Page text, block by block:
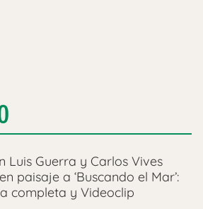
Luis Guerra y Carlos Vives
paisaje a ‘Buscando el Mar’:
completa y Videoclip